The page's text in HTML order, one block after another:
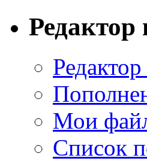
Мои
Список